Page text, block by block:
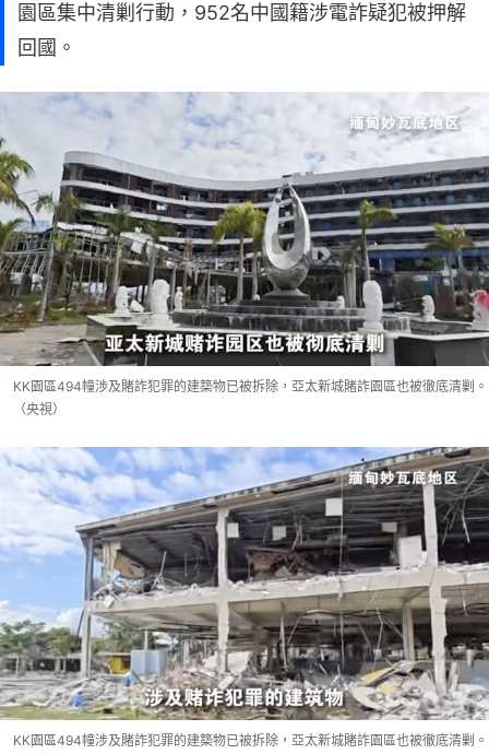
園區集中清剿行動，952名中國籍涉電詐疑犯被押解
回國。
KK園區494幢涉及賭詐犯罪的建築物已被拆除，亞太新城賭詐園區也被徹底清剿。
（央視）
KK園區494幢涉及賭詐犯罪的建築物已被拆除，亞太新城賭詐園區也被徹底清剿。